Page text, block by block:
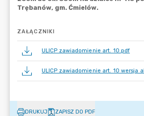
ZAŁĄCZNIKI
ULICP zawiadomienie art. 10.pdf
ULICP zawiadomienie art. 10 wersja
DRUKUJ ZAPISZ DO PDF